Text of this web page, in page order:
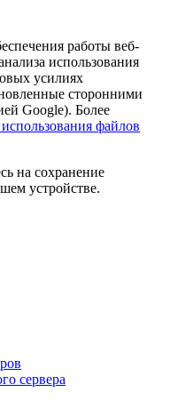
работы веб-
использования
усилиях
сторонними
Google). Более
файлов
на сохранение
устройстве.
сервера